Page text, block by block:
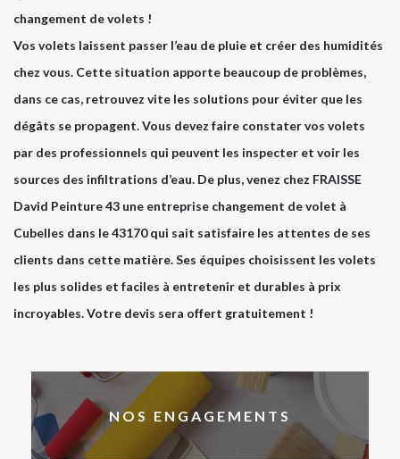
changement de volets !
Vos volets laissent passer l’eau de pluie et créer des humidités
chez vous. Cette situation apporte beaucoup de problèmes,
dans ce cas, retrouvez vite les solutions pour éviter que les
dégâts se propagent. Vous devez faire constater vos volets
par des professionnels qui peuvent les inspecter et voir les
sources des infiltrations d’eau. De plus, venez chez FRAISSE
David Peinture 43 une entreprise changement de volet à
Cubelles dans le 43170 qui sait satisfaire les attentes de ses
clients dans cette matière. Ses équipes choisissent les volets
les plus solides et faciles à entretenir et durables à prix
incroyables. Votre devis sera offert gratuitement !
NOS ENGAGEMENTS